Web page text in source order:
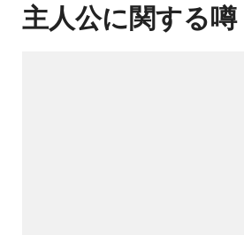
主人公に関する噂